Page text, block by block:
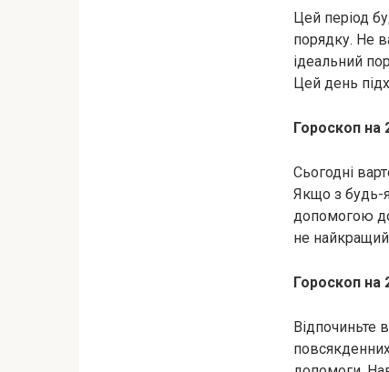
Цей період
порядку. Не
ідеальний
Цей день
Гороскоп на
Сьогодні
Якщо з будь-
допомогою до
не найкращий
Гороскоп на
Відпочиньте